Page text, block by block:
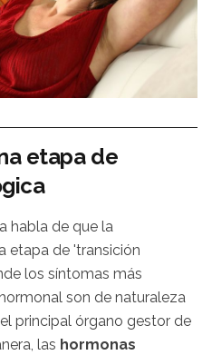
etapa de
habla de que la
etapa de 'transición
los síntomas más
son de naturaleza
principal órgano gestor de
las hormonas